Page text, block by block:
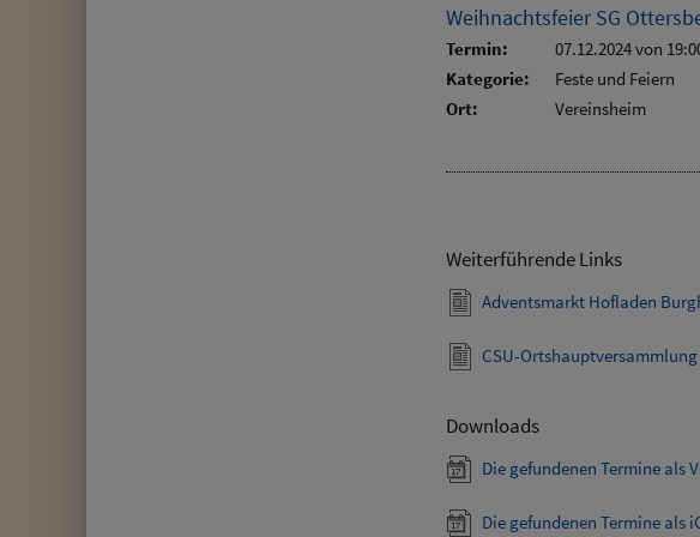
Weihnachtsfeier SG
Termin: 07.12.2024 von
Kategorie:
Feste und Feiern
Ort:
Vereinsheim
Weiterführende Links
Adventsmarkt Hofladen
CSU-Ortshauptversammlung
Downloads
Die gefundenen Termine als
Die gefundenen Termine als